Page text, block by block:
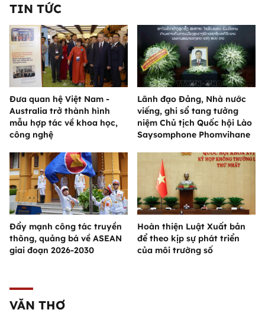
TIN TỨC
Đưa quan hệ Việt Nam -
Australia trở thành hình
mẫu hợp tác về khoa học,
công nghệ
Lãnh đạo Đảng, Nhà nước
viếng, ghi sổ tang tưởng
niệm Chủ tịch Quốc hội Lào
Saysomphone Phomvihane
Đẩy mạnh công tác truyền
thông, quảng bá về ASEAN
giai đoạn 2026-2030
Hoàn thiện Luật Xuất bản
để theo kịp sự phát triển
của môi trường số
VĂN THƠ